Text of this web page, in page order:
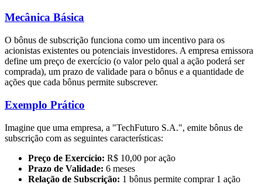
Mecânica Básica
O bônus de subscrição funciona como um incentivo para os
acionistas existentes ou potenciais investidores. A empresa emissora
define um preço de exercício (o valor pelo qual a ação poderá ser
comprada), um prazo de validade para o bônus e a quantidade de
ações que cada bônus permite subscrever.
Exemplo Prático
Imagine que uma empresa, a "TechFuturo S.A.", emite bônus de
subscrição com as seguintes características:
Preço de Exercício: R$ 10,00 por ação
Prazo de Validade: 6 meses
Relação de Subscrição: 1 bônus permite comprar 1 ação